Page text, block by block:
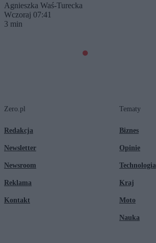
Agnieszka Waś-Turecka
Wczoraj 07:41
3 min
Zero.pl
Redakcja
Newsletter
Newsroom
Reklama
Kontakt
Tematy
Biznes
Opinie
Technologia
Kraj
Moto
Nauka